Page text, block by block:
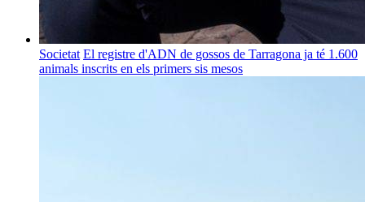
Societat El registre d'ADN de gossos de Tarragona ja té 1.600
animals inscrits en els primers sis mesos